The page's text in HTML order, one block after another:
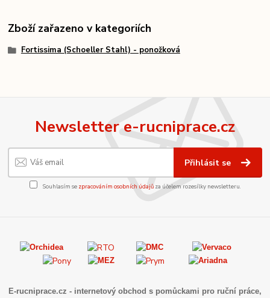
Zboží zařazeno v kategoriích
Fortissima (Schoeller Stahl) - ponožková
Newsletter e-rucniprace.cz
Přihlásit se
Souhlasím se zpracováním osobních údajůza účelem rozesílky newsletteru.
E-rucniprace.cz - internetový obchod s pomůckami pro ruční práce,